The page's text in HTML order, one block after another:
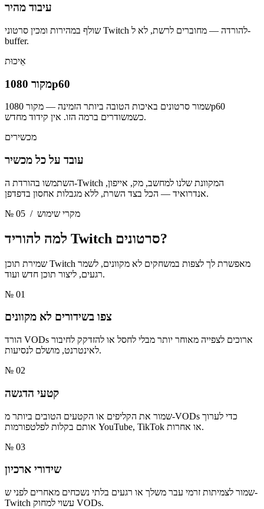
עיבוד מהיר
שולף במהירות ומכין סרטוני Twitch להורדה — מחוברים לרשת, לא ל-
buffer.
אֵיכוּת
מקור 1080p60
שמור סרטונים באיכות הטובה ביותר הזמינה — מקור 1080p60
כשמשודרים ברמה הזו. אין קידוד מחדש.
מכשירים
עובד על כל מכשיר
השתמשו בהורדת ה-Twitch המקוונת שלנו למחשב, מק, אייפון,
אנדרואיד — הכל בצד השרת, ללא מגבלות אחסון בדפדפן.
№ 05
/ מקרי שימוש
Twitch סרטונים?
שמירת תוכן Twitch מאפשרת לך לצפות במשחקים לא מקוונים, לשמר
רגעים, ליצור תוכן חדש ועוד.
№ 01
צפו בשידורים לא מקוונים
הורד VODs ארוכים לצפייה מאוחר יותר מבלי לחסל או להזדקק לחיבור
לאינטרנט, מושלם לנסיעות.
№ 02
קטעי הדגשה
שמור את הקליפים או הקטעים הטובים ביותר מ-VODs כדי לערוך
אותם בקלות לפלטפורמות YouTube, TikTok או אחרות.
№ 03
שידורי ארכיון
שמור לצמיתות זרמי עבר משלך או רגעים בלתי נשכחים מאחרים לפני ש-
Twitch עשוי למחוק VODs.